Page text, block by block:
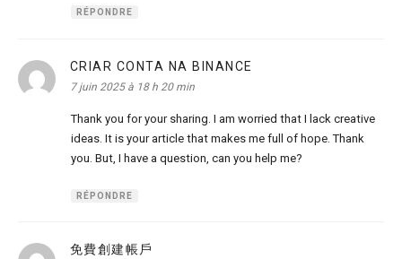
RÉPONDRE
CRIAR CONTA NA BINANCE
7 juin 2025 à 18 h 20 min
Thank you for your sharing. I am worried that I lack creative
ideas. It is your article that makes me full of hope. Thank
you. But, I have a question, can you help me?
RÉPONDRE
免費創建帳戶